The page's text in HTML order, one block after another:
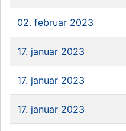
02. februar 2023
17. januar 2023
17. januar 2023
17. januar 2023